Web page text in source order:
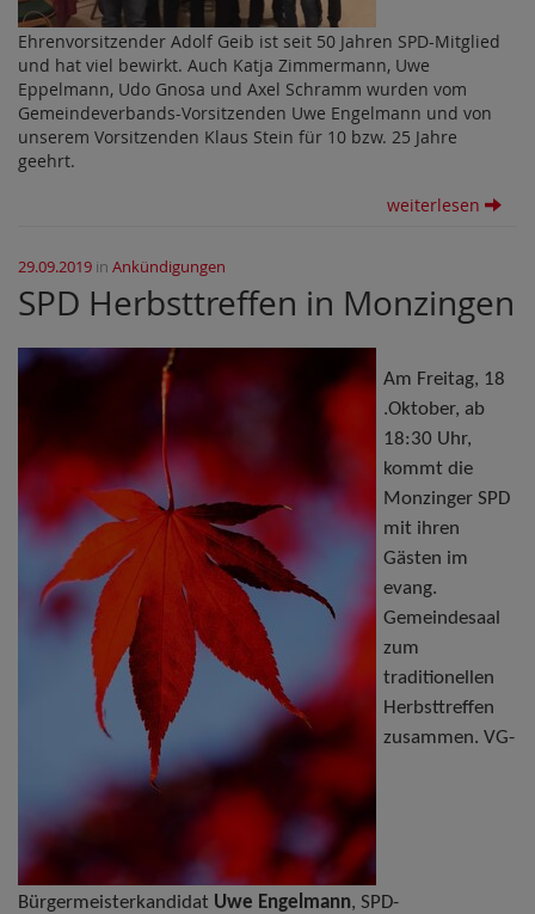
Ehrenvorsitzender Adolf Geib ist seit 50 Jahren SPD-Mitglied
und hat viel bewirkt. Auch Katja Zimmermann, Uwe
Eppelmann, Udo Gnosa und Axel Schramm wurden vom
Gemeindeverbands-Vorsitzenden Uwe Engelmann und von
unserem Vorsitzenden Klaus Stein für 10 bzw. 25 Jahre
geehrt.
weiterlesen
29.09.2019 in Ankündigungen
SPD Herbsttreffen in Monzingen
Am Freitag, 18
.Oktober, ab
18:30 Uhr,
kommt die
Monzinger SPD
mit ihren
Gästen im
evang.
Gemeindesaal
zum
traditionellen
Herbsttreffen
zusammen. VG-
Bürgermeisterkandidat Uwe Engelmann, SPD-